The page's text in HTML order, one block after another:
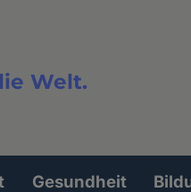
Welt.
Gesundheit